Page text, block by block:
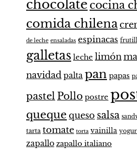
chocolate cocina
comida chilena
de leche ensaladas espinacas
galletas leche limón
navidad palta pan papas
pastel Pollo postre
queque queso salsa
tarta tomate torta vainilla
zapallo zapallo italiano